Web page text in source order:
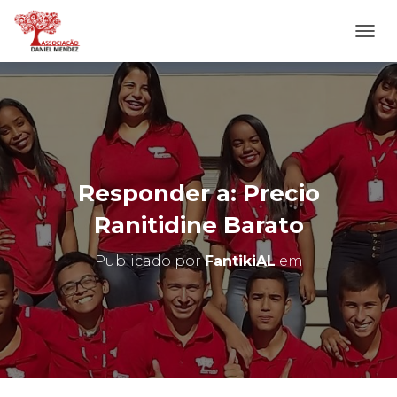
L
T
E
R
N
A
N
A
E
G
O
Responder a: Precio
Ranitidine Barato
Publicado porFantikiALem